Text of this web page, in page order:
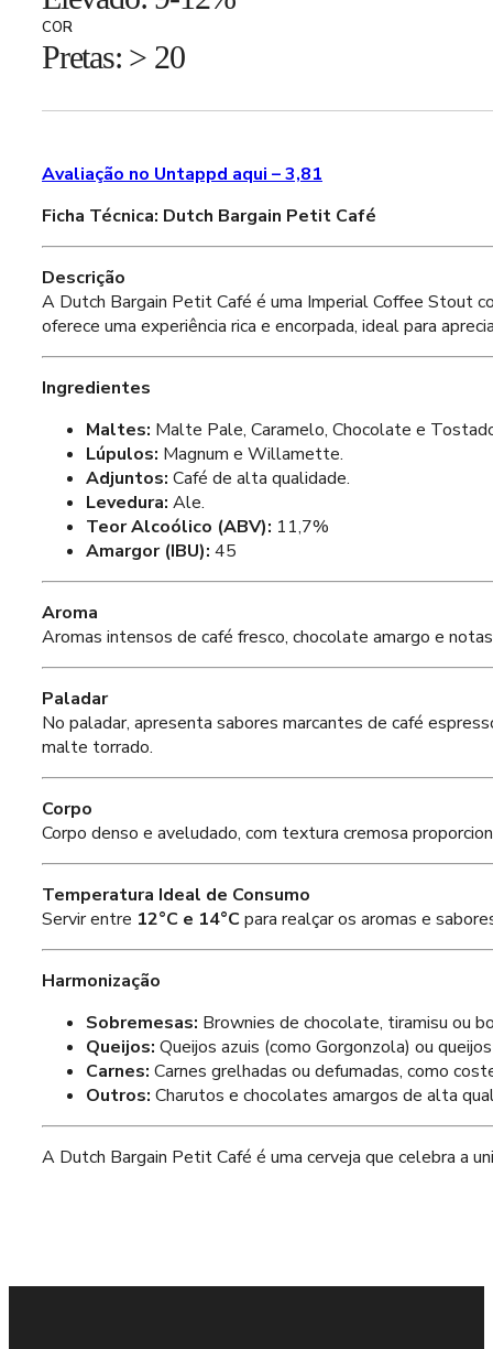
COR
Pretas: > 20
Avaliação no Untappd aqui – 3,81
Ficha Técnica: Dutch Bargain Petit Café
Descrição
A Dutch Bargain Petit Café é uma Imperial Coffee Stout
oferece uma experiência rica e encorpada, ideal para
Ingredientes
Maltes: Malte Pale, Caramelo, Chocolate e
Lúpulos: Magnum e Willamette.
Adjuntos: Café de alta qualidade.
Levedura: Ale.
Teor Alcoólico (ABV): 11,7%
Amargor (IBU): 45
Aroma
Aromas intensos de café fresco, chocolate amargo e
Paladar
No paladar, apresenta sabores marcantes de café
malte torrado.
Corpo
Corpo denso e aveludado, com textura cremosa
Temperatura Ideal de Consumo
Servir entre 12°C e 14°C para realçar os aromas e
Harmonização
Sobremesas: Brownies de chocolate, tiramisu ou
Queijos: Queijos azuis (como Gorgonzola) ou
Carnes: Carnes grelhadas ou defumadas, como
Outros: Charutos e chocolates amargos de alta
A Dutch Bargain Petit Café é uma cerveja que celebra a